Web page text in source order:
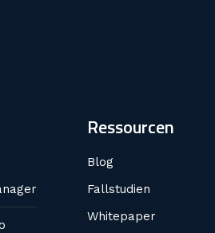
Ressourcen
Blog
Fallstudien
Whitepaper